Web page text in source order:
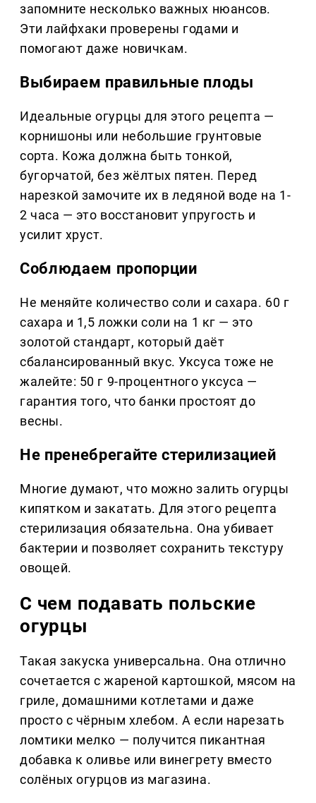
запомните несколько важных нюансов.
Эти лайфхаки проверены годами и
помогают даже новичкам.
Выбираем правильные плоды
Идеальные огурцы для этого рецепта —
корнишоны или небольшие грунтовые
сорта. Кожа должна быть тонкой,
бугорчатой, без жёлтых пятен. Перед
нарезкой замочите их в ледяной воде на 1-
2 часа — это восстановит упругость и
усилит хруст.
Соблюдаем пропорции
Не меняйте количество соли и сахара. 60 г
сахара и 1,5 ложки соли на 1 кг — это
золотой стандарт, который даёт
сбалансированный вкус. Уксуса тоже не
жалейте: 50 г 9-процентного уксуса —
гарантия того, что банки простоят до
весны.
Не пренебрегайте стерилизацией
Многие думают, что можно залить огурцы
кипятком и закатать. Для этого рецепта
стерилизация обязательна. Она убивает
бактерии и позволяет сохранить текстуру
овощей.
С чем подавать польские
огурцы
Такая закуска универсальна. Она отлично
сочетается с жареной картошкой, мясом на
гриле, домашними котлетами и даже
просто с чёрным хлебом. А если нарезать
ломтики мелко — получится пикантная
добавка к оливье или винегрету вместо
солёных огурцов из магазина.